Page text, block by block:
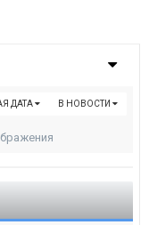
В НОВОСТИ
ДАТА